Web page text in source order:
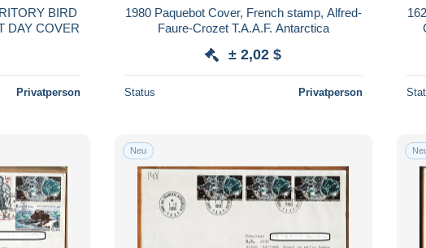
BIRD
1988 FIRST DAY COVER
Privatperson
1980 Paquebot Cover, French stamp, Alfred-
Faure-Crozet T.A.A.F. Antarctica
± 2,02 $
Status Privatperson
Neu